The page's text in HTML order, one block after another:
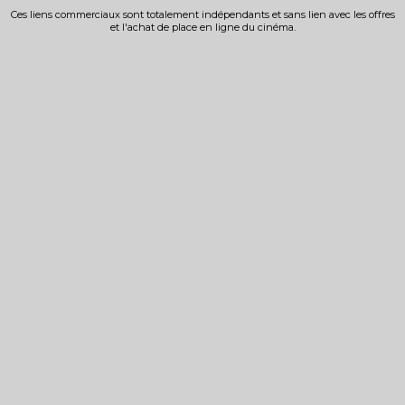
Ces liens commerciaux sont totalement indépendants et sans lien avec les offres
et l'achat de place en ligne du cinéma.